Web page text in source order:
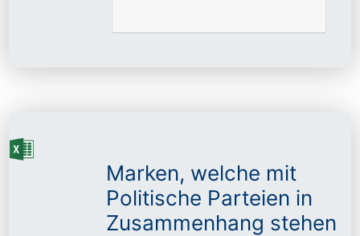
Marken, welche mit
Politische Parteien in
Zusammenhang stehen